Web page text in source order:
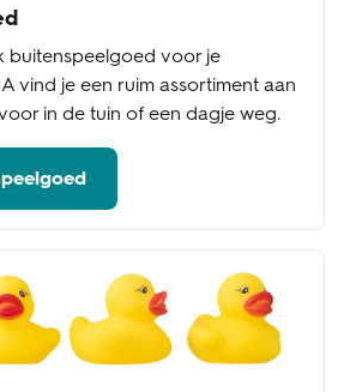
buitenspeelgoed voor je
vind je een ruim assortiment aan
in de tuin of een dagje weg.